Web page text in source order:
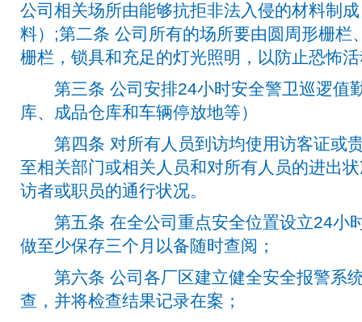
公司相关场所由能够抗拒非法入侵的材料制
料）;第二条 公司所有的场所要由圆周形栅栏
栅栏，锁具和充足的灯光照明，以防止恐怖
第三条 公司安排24小时安全警卫巡逻值
库、成品仓库和车辆停放地等）
第四条 对所有人员到访均使用访客证或
至相关部门或相关人员和对所有人员的进出
访者或职员的通行状况。
第五条 在全公司重点安全位置设立24小
做至少保存三个月以备随时查阅；
第六条 公司各厂区建立健全安全报警系
查，并将检查结果记录在案；